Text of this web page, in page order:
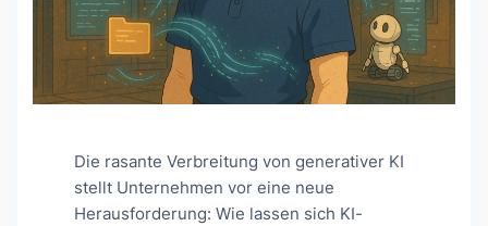
Die rasante Verbreitung von generativer KI
stellt Unternehmen vor eine neue
Herausforderung: Wie lassen sich KI-